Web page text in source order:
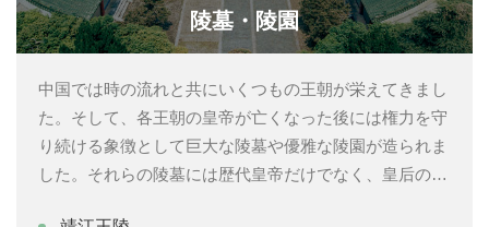
陵墓・陵園
中国では時の流れと共にいくつもの王朝が栄えてきまし
た。そして、各王朝の皇帝が亡くなった後には権力を守
り続ける象徴として巨大な陵墓や優雅な陵園が造られま
した。それらの陵墓には歴代皇帝だけでなく、皇后の墓